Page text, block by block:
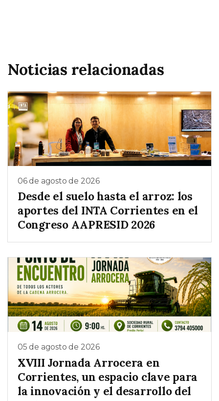
Noticias relacionadas
06 de agosto de 2026
Desde el suelo hasta el arroz: los
aportes del INTA Corrientes en el
Congreso AAPRESID 2026
05 de agosto de 2026
XVIII Jornada Arrocera en
Corrientes, un espacio clave para
la innovación y el desarrollo del